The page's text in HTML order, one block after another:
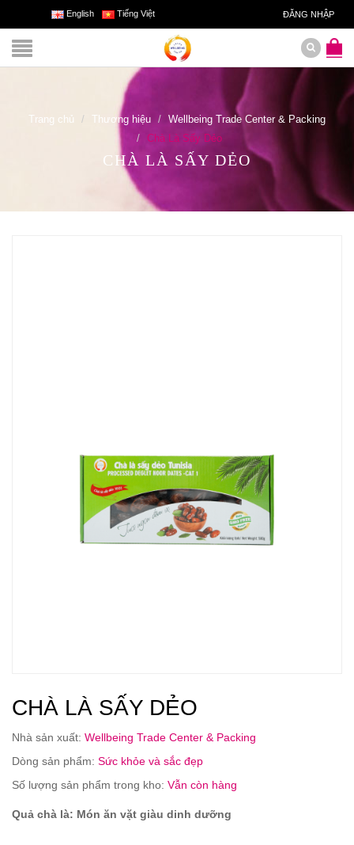
English Tiếng Việt ĐĂNG NHẬP
Trang chủ Thương hiệu
Wellbeing Trade Center & Packing
Chà Là Sấy Dẻo
CHÀ LÀ SẤY DẺO
CHÀ LÀ SẤY DẺO
Nhà sản xuất: Wellbeing Trade Center & Packing
Dòng sản phẩm: Sức khỏe và sắc đẹp
Số lượng sản phẩm trong kho: Vẫn còn hàng
Quả chà là: Món ăn vặt giàu dinh dưỡng